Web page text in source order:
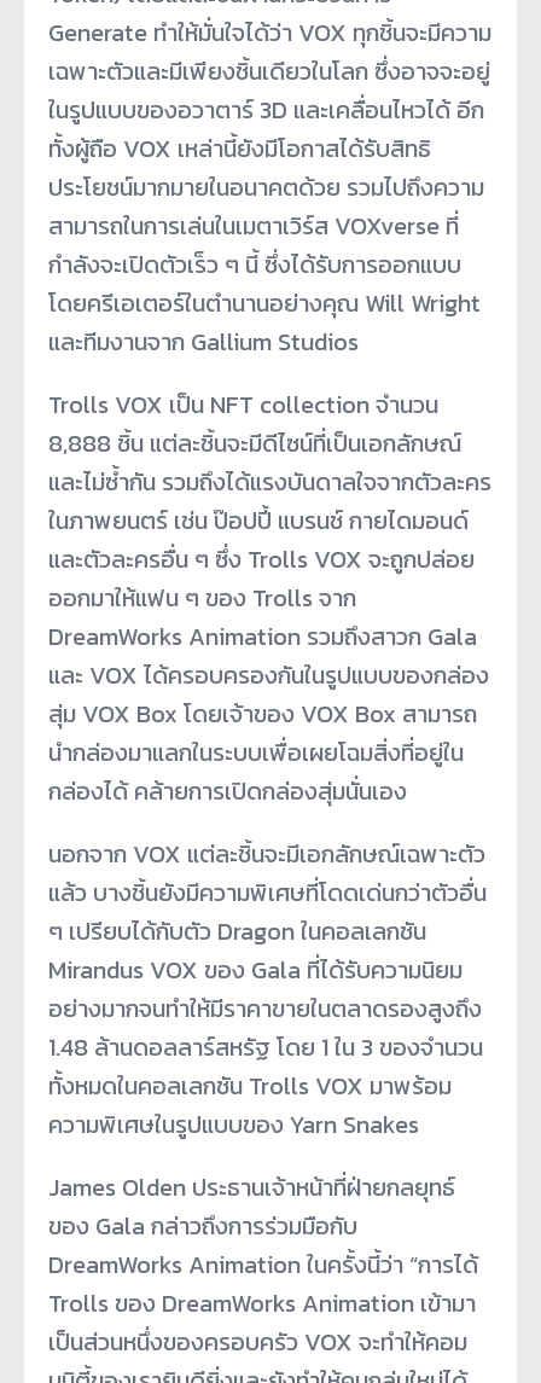
Generate ทำให้มั่นใจได้ว่า VOX ทุกชิ้นจะมีความ
เฉพาะตัวและมีเพียงชิ้นเดียวในโลก ซึ่งอาจจะอยู่
ในรูปแบบของอวาตาร์ 3D และเคลื่อนไหวได้ อีก
ทั้งผู้ถือ VOX เหล่านี้ยังมีโอกาสได้รับสิทธิ
ประโยชน์มากมายในอนาคตด้วย รวมไปถึงความ
สามารถในการเล่นในเมตาเวิร์ส VOXverse ที่
กำลังจะเปิดตัวเร็ว ๆ นี้ ซึ่งได้รับการออกแบบ
โดยครีเอเตอร์ในตำนานอย่างคุณ Will Wright
และทีมงานจาก Gallium Studios
Trolls VOX เป็น NFT collection จำนวน
8,888 ชิ้น แต่ละชิ้นจะมีดีไซน์ที่เป็นเอกลักษณ์
และไม่ซ้ำกัน รวมถึงได้แรงบันดาลใจจากตัวละคร
ในภาพยนตร์ เช่น ป๊อปปี้ แบรนช์ กายไดมอนด์
และตัวละครอื่น ๆ ซึ่ง Trolls VOX จะถูกปล่อย
ออกมาให้แฟน ๆ ของ Trolls จาก
DreamWorks Animation รวมถึงสาวก Gala
และ VOX ได้ครอบครองกันในรูปแบบของกล่อง
สุ่ม VOX Box โดยเจ้าของ VOX Box สามารถ
นำกล่องมาแลกในระบบเพื่อเผยโฉมสิ่งที่อยู่ใน
กล่องได้ คล้ายการเปิดกล่องสุ่มนั่นเอง
นอกจาก VOX แต่ละชิ้นจะมีเอกลักษณ์เฉพาะตัว
แล้ว บางชิ้นยังมีความพิเศษที่โดดเด่นกว่าตัวอื่น
ๆ เปรียบได้กับตัว Dragon ในคอลเลกชัน
Mirandus VOX ของ Gala ที่ได้รับความนิยม
อย่างมากจนทำให้มีราคาขายในตลาดรองสูงถึง
1.48 ล้านดอลลาร์สหรัฐ โดย 1 ใน 3 ของจำนวน
ทั้งหมดในคอลเลกชัน Trolls VOX มาพร้อม
ความพิเศษในรูปแบบของ Yarn Snakes
James Olden ประธานเจ้าหน้าที่ฝ่ายกลยุทธ์
ของ Gala กล่าวถึงการร่วมมือกับ
DreamWorks Animation ในครั้งนี้ว่า “การได้
Trolls ของ DreamWorks Animation เข้ามา
เป็นส่วนหนึ่งของครอบครัว VOX จะทำให้คอม